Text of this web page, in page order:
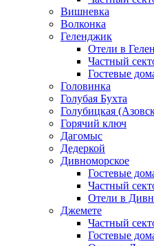
Вишневка
Волконка
Геленджик
Отели в
Частный
Гостевые
Головинка
Голубая Бухта
Голубицкая
Горячий ключ
Дагомыс
Дедеркой
Дивноморское
Гостевые
Частный
Отели в
Джемете
Частный
Гостевые